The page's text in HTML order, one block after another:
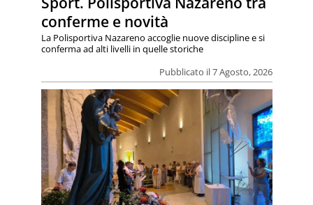
conferme e novità
Pubblicato il 7 Agosto, 2026
La Polisportiva Nazareno accoglie nuove discipline e si
conferma ad alti livelli in quelle storiche